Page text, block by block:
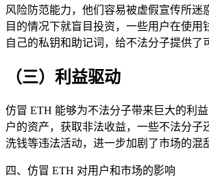
风险防范能力，他们容易被虚假宣传所迷
目的情况下就盲目投资，一些用户在使用
自己的私钥和助记词，给不法分子提供了
（三）利益驱动
仿冒 ETH 能够为不法分子带来巨大的利
户的资产，获取非法收益，一些不法分子
洗钱等违法活动，进一步加剧了市场的混
四、仿冒 ETH 对用户和市场的影响